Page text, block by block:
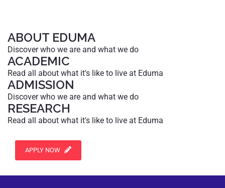
ABOUT EDUMA
Discover who we are and what we do
ACADEMIC
Read all about what it's like to live at Eduma
ADMISSION
Discover who we are and what we do
RESEARCH
Read all about what it's like to live at Eduma
APPLY NOW